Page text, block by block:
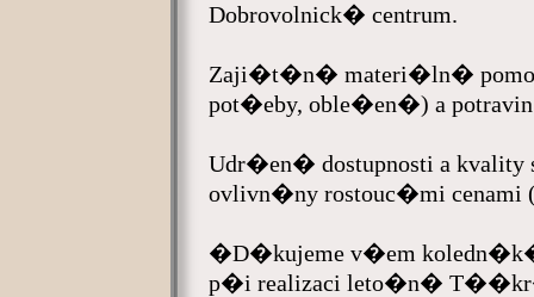
Dobrovolnick� centrum.
Zaji�t�n� materi�ln�
pot�eby, oble�en�) a
Udr�en� dostupnosti a
ovlivn�ny rostouc�mi
�D�kujeme v�em
p�i realizaci leto�n�